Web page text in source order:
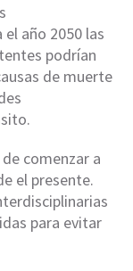
año 2050 las
podrían
de muerte
comenzar a
el presente.
para evitar